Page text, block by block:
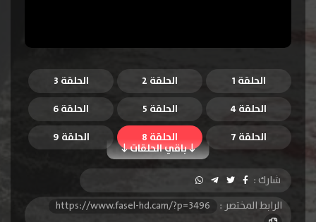
الحلقة 1 الحلقة 2
الحلقة 3
الحلقة 4
الحلقة 5 الحلقة 6
باقي الحلقات
الحلقة 7 الحلقة 8
الحلقة 9
الحلقة 10
شارك :
الرابط المختصر :
https://www.fasel-hd.cam/?p=3496